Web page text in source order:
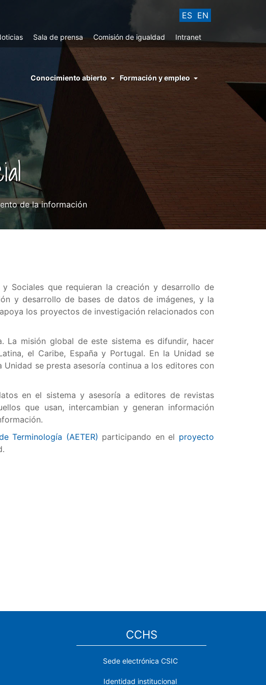
ES EN
Sala de prensa Comisión de igualdad Intranet
menu
conocimiento
abierto
Conocimiento abierto Formación y empleo
de la información
Sociales que requieran la creación y desarrollo de
y desarrollo de bases de datos de imágenes, y la
los proyectos de investigación relacionados con
La misión global de este sistema es difundir, hacer
el Caribe, España y Portugal. En la Unidad se
se presta asesoría continua a los editores con
en el sistema y asesoría a editores de revistas
que usan, intercambian y generan información
Terminología (AETER) participando en el proyecto
CCHS
Sede electrónica CSIC
Identidad institucional